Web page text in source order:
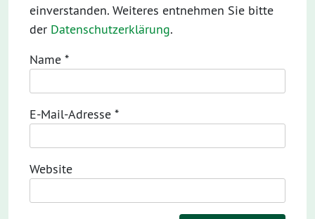
einverstanden. Weiteres entnehmen Sie bitte
der Datenschutzerklärung.
Name *
E-Mail-Adresse *
Website